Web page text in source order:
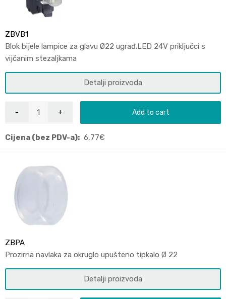
ZBVB1
Blok bijele lampice za glavu Ø22 ugrađ.LED 24V priključci s
vijčanim stezaljkama
Detalji proizvoda
Add to cart
Cijena (bez PDV-a): 6,77€
ZBPA
Prozirna navlaka za okruglo upušteno tipkalo Ø 22
Detalji proizvoda